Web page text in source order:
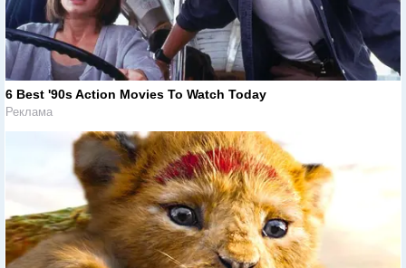
6 Best '90s Action Movies To Watch Today
Реклама